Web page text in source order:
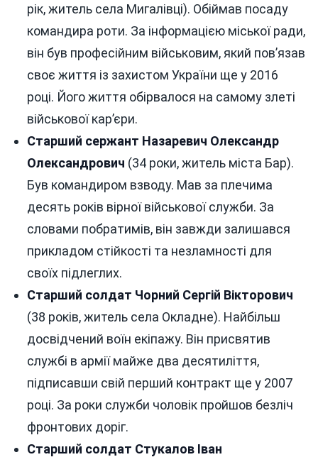
рік, житель села Мигалівці). Обіймав посаду
командира роти. За інформацією міської ради,
він був професійним військовим, який пов’язав
своє життя із захистом України ще у 2016
році. Його життя обірвалося на самому злеті
військової кар’єри.
Старший сержант Назаревич Олександр
Олександрович (34 роки, житель міста Бар).
Був командиром взводу. Мав за плечима
десять років вірної військової служби. За
словами побратимів, він завжди залишався
прикладом стійкості та незламності для
своїх підлеглих.
Старший солдат Чорний Сергій Вікторович
(38 років, житель села Окладне). Найбільш
досвідчений воїн екіпажу. Він присвятив
службі в армії майже два десятиліття,
підписавши свій перший контракт ще у 2007
році. За роки служби чоловік пройшов безліч
фронтових доріг.
Старший солдат Стукалов Іван